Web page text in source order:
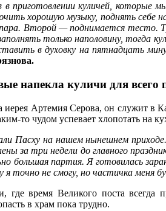
в приготовлении куличей, которые
хорошую музыку, поднять себе
Второй — поднимается тесто.
только наполовину, тогда
в духовку на пятнадцать
напекла куличи для всего
Артемия Серова, он служит в
то чудом успевает хлопотать на
Пасху на нашем нынешнем
за три недели до главного
большая партия. Я готовилась
точно не смогу, но частичка меня
время Великого поста всегда
в храм пока трудно.